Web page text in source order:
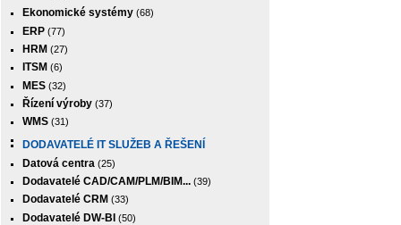
Ekonomické systémy (68)
ERP (77)
HRM (27)
ITSM (6)
MES (32)
Řízení výroby (37)
WMS (31)
DODAVATELÉ IT SLUŽEB A ŘEŠENÍ
Datová centra (25)
Dodavatelé CAD/CAM/PLM/BIM... (39)
Dodavatelé CRM (33)
Dodavatelé DW-BI (50)